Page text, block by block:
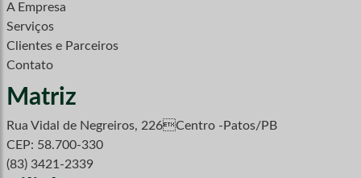
A Empresa
Serviços
Clientes e Parceiros
Contato
Matriz
Rua Vidal de Negreiros, 226Centro -Patos/PB
CEP: 58.700-330
(83) 3421-2339